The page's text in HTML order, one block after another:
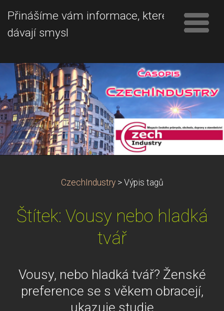
Přinášíme vám informace, které
dávají smysl
CzechIndustry > Výpis tagů
Štítek: Vousy nebo hladká
tvář
Vousy, nebo hladká tvář? Ženské
preference se s věkem obracejí,
ukazuje studie